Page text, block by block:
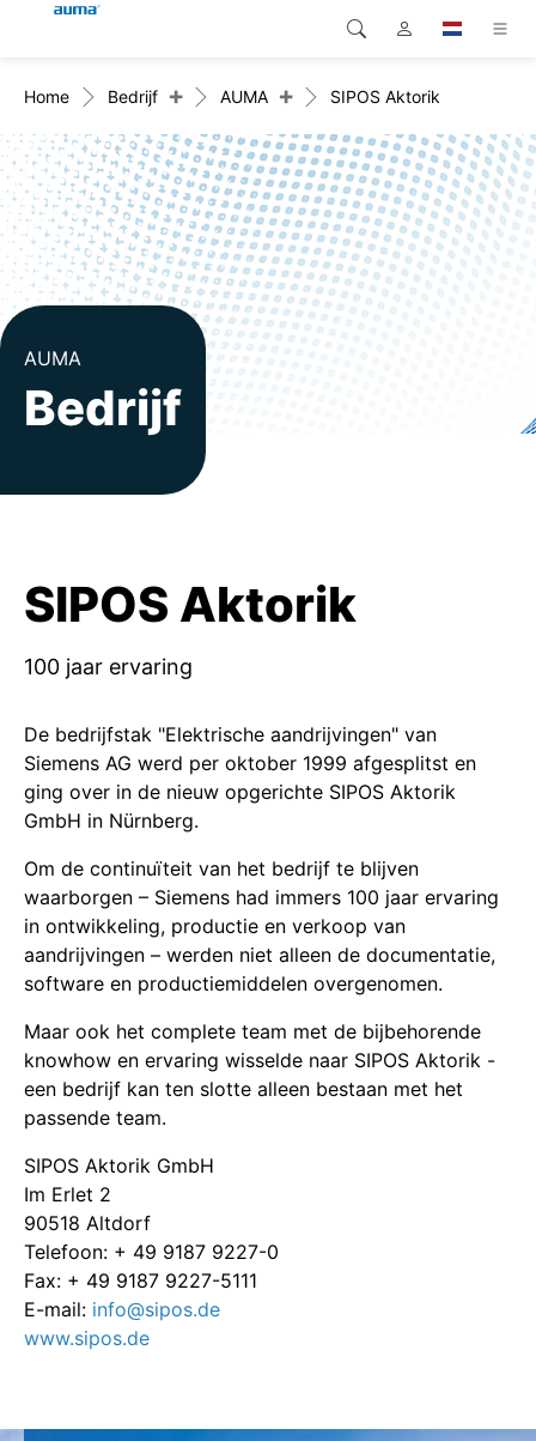
Producten
Oplossingen
Downloads
Service
Bedrijf
Contact
Global
Europa
Azië en Stille Oceaan
Noord-Amerika
Zoekopdracht
Home Bedrijf + AUMA + SIPOS Aktorik
AUMA
Bedrijf
De bedrijfstak "Elektrische aandrijvingen" van
Siemens AG werd per oktober 1999 afgesplitst en
ging over in de nieuw opgerichte SIPOS Aktorik
GmbH in Nürnberg.
Om de continuïteit van het bedrijf te blijven
waarborgen – Siemens had immers 100 jaar ervaring
in ontwikkeling, productie en verkoop van
aandrijvingen – werden niet alleen de documentatie,
software en productiemiddelen overgenomen.
Maar ook het complete team met de bijbehorende
knowhow en ervaring wisselde naar SIPOS Aktorik -
een bedrijf kan ten slotte alleen bestaan met het
passende team.
SIPOS Aktorik GmbH
Im Erlet 2
90518 Altdorf
Telefoon: + 49 9187 9227-0
Fax: + 49 9187 9227-5111
E-mail: info@sipos.de
www.sipos.de
SIPOS Aktorik
100 jaar ervaring